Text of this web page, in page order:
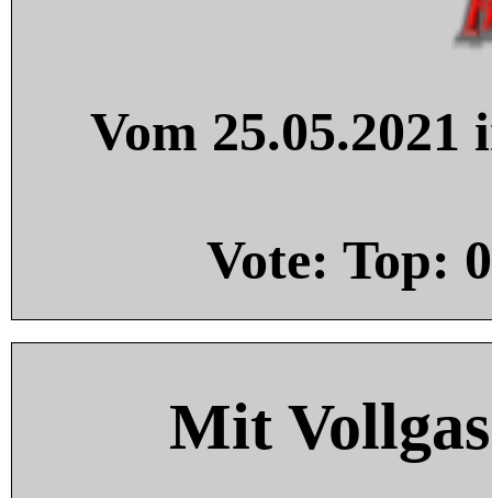
Vom
Vote: Top: 0
Mit